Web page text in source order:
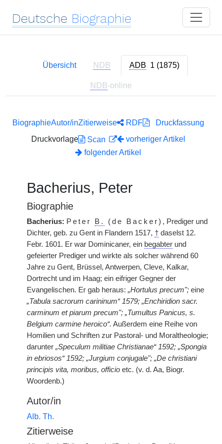
Deutsche Biographie
Übersicht NDB ADB 1 (1875)
NDB-online
BiographieAutor/inZitierweise RDF
Druckfassung
Druckvorlage
Scan
vorheriger Artikel
folgender Artikel
Bacherius, Peter
Biographie
Bacherius: Peter B. (de Backer) , Prediger und
Dichter, geb. zu Gent in Flandern 1517, † daselst 12.
Febr. 1601. Er war Dominicaner, ein begabter und
gefeierter Prediger und wirkte als solcher während 60
Jahre zu Gent, Brüssel, Antwerpen, Cleve, Kalkar,
Dortrecht und im Haag; ein eifriger Gegner der
Evangelischen. Er gab heraus: „Hortulus precum"; eine
„Tabula sacrorum carininum“ 1579; „Enchiridion sacr.
carminum et piarum precum"; „Tumultus Panicus, s.
Belgium carmine heroico“. Außerdem eine Reihe von
Homilien und Schriften zur Pastoral- und Moraltheologie;
darunter „Speculum militiae Christianae“ 1592; „Spongia
in ebriosos“ 1592; „Jurgium conjugale"; „De christiani
principis vita, moribus, officio etc. (v. d. Aa, Biogr.
Woordenb.)
Autor/in
Alb. Th.
Zitierweise